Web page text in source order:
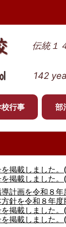
伝統１
142 years
行事 部
掲載しました
掲載しました
計画を令和８
針を令和８年
掲載しました
掲載しました